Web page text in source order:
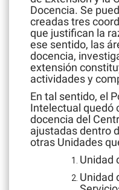
Docencia. Se
creadas tres
que justifican la
ese sentido, las
docencia,
extensión
actividades y
En tal sentido, el
Intelectual quedó
docencia del
ajustadas dentro
otras Unidades
Unidad
Unidad